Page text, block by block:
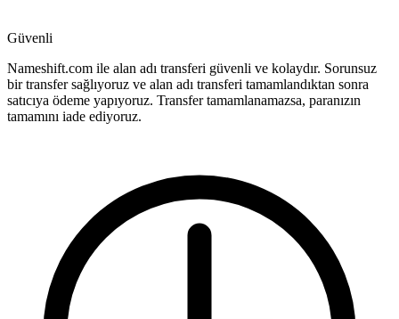
Güvenli
Nameshift.com ile alan adı transferi güvenli ve kolaydır. Sorunsuz
bir transfer sağlıyoruz ve alan adı transferi tamamlandıktan sonra
satıcıya ödeme yapıyoruz. Transfer tamamlanamazsa, paranızın
tamamını iade ediyoruz.